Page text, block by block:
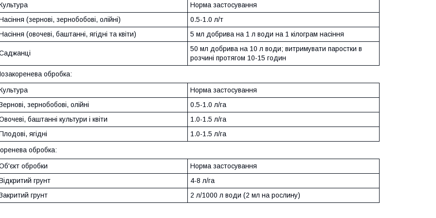
Норма застосування
(зернові, зернобобові, олійні)
0.5-1.0 л/т
(овочеві, баштанні, ягідні та квіти)
5 мл добрива на 1 л води на 1 кілограм насіння
50 мл добрива на 10 л води; витримувати паростки в
розчині протягом 10-15 годин
обробка:
Норма застосування
зернобобові, олійні
0.5-1.0 л/га
баштанні культури і квіти
1.0-1.5 л/га
ягідні
1.0-1.5 л/га
обробка:
обробки
Норма застосування
грунт
4-8 л/га
грунт
2 л/1000 л води (2 мл на рослину)